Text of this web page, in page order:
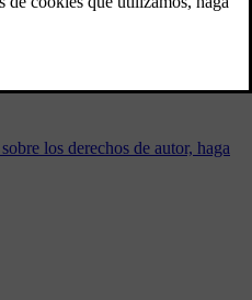
los derechos de autor, haga